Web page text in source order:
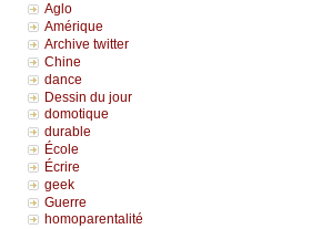
Aglo
Amérique
Archive twitter
Chine
dance
Dessin du jour
domotique
durable
École
Écrire
geek
Guerre
homoparentalité